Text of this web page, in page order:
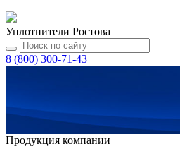
Уплотнители Ростова
8 (800) 300-71-43
Продукция компании